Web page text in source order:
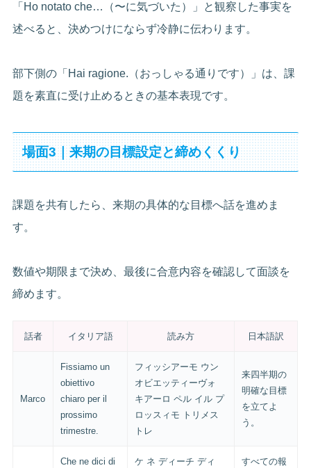
「Ho notato che…（〜に気づいた）」と観察した事実を
述べると、決めつけにならず冷静に伝わります。
部下側の「Hai ragione.（おっしゃる通りです）」は、課
題を素直に受け止めるときの基本表現です。
場面3｜来期の目標設定と締めくくり
課題を共有したら、来期の具体的な目標へ話を進めま
す。
数値や期限まで決め、最後に合意内容を確認して面談を
締めます。
話者 イタリア語 読み方 日本語訳
Marco
Fissiamo un
obiettivo
chiaro per il
prossimo
trimestre.
フィッシアーモ ウン
オビエッティーヴォ
キアーロ ペル イル プ
ロッスィモ トリメス
トレ
来四半期の
明確な目標
を立てよ
う。
Che ne dici di
ケ ネ ディーチ ディ
すべての報